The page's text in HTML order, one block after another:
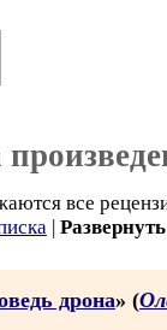
все
|
дрона» (